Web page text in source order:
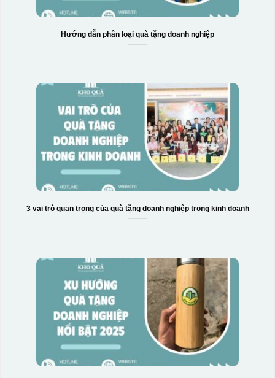
Hướng dẫn phân loại quà tặng doanh nghiệp
3 vai trò quan trọng của quà tặng doanh nghiệp trong kinh doanh